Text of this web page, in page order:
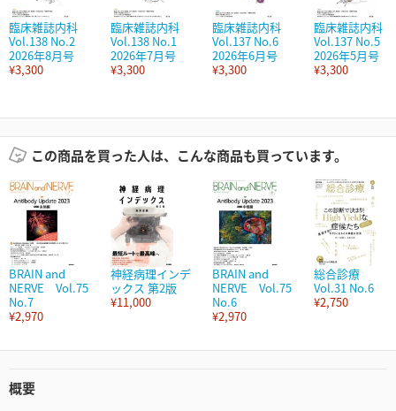
臨床雑誌内科
Vol.138 No.2
2026年8月号
¥3,300
臨床雑誌内科
Vol.138 No.1
2026年7月号
¥3,300
臨床雑誌内科
Vol.137 No.6
2026年6月号
¥3,300
臨床雑誌内科
Vol.137 No.5
2026年5月号
¥3,300
この商品を買った人は、こんな商品も買っています。
BRAIN and
NERVE Vol.75
No.7
¥2,970
神経病理インデ
ックス 第2版
¥11,000
BRAIN and
NERVE Vol.75
No.6
¥2,970
総合診療
Vol.31 No.6
¥2,750
概要